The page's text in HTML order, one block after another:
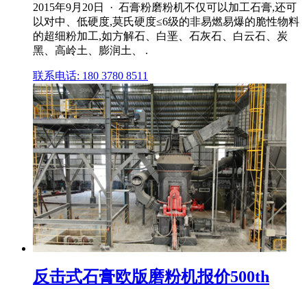
2015年9月20日 · 石膏粉磨粉机不仅可以加工石膏,还可
以对中、低硬度,莫氏硬度≤6级的非易燃易爆的脆性物料
的超细粉加工,如方解石、白垩、石灰石、白云石、炭
黑、高岭土、膨润土、 .
联系电话: 180 3780 8511
反击式石膏欧版磨粉机报价500th